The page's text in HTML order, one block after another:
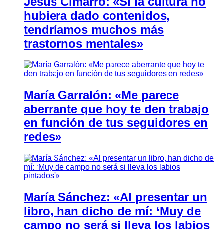
hubiera dado contenidos,
tendríamos muchos más
trastornos mentales»
María Garralón: «Me parece
aberrante que hoy te den trabajo
en función de tus seguidores en
redes»
María Sánchez: «Al presentar un
libro, han dicho de mí: ‘Muy de
campo no será si lleva los labios